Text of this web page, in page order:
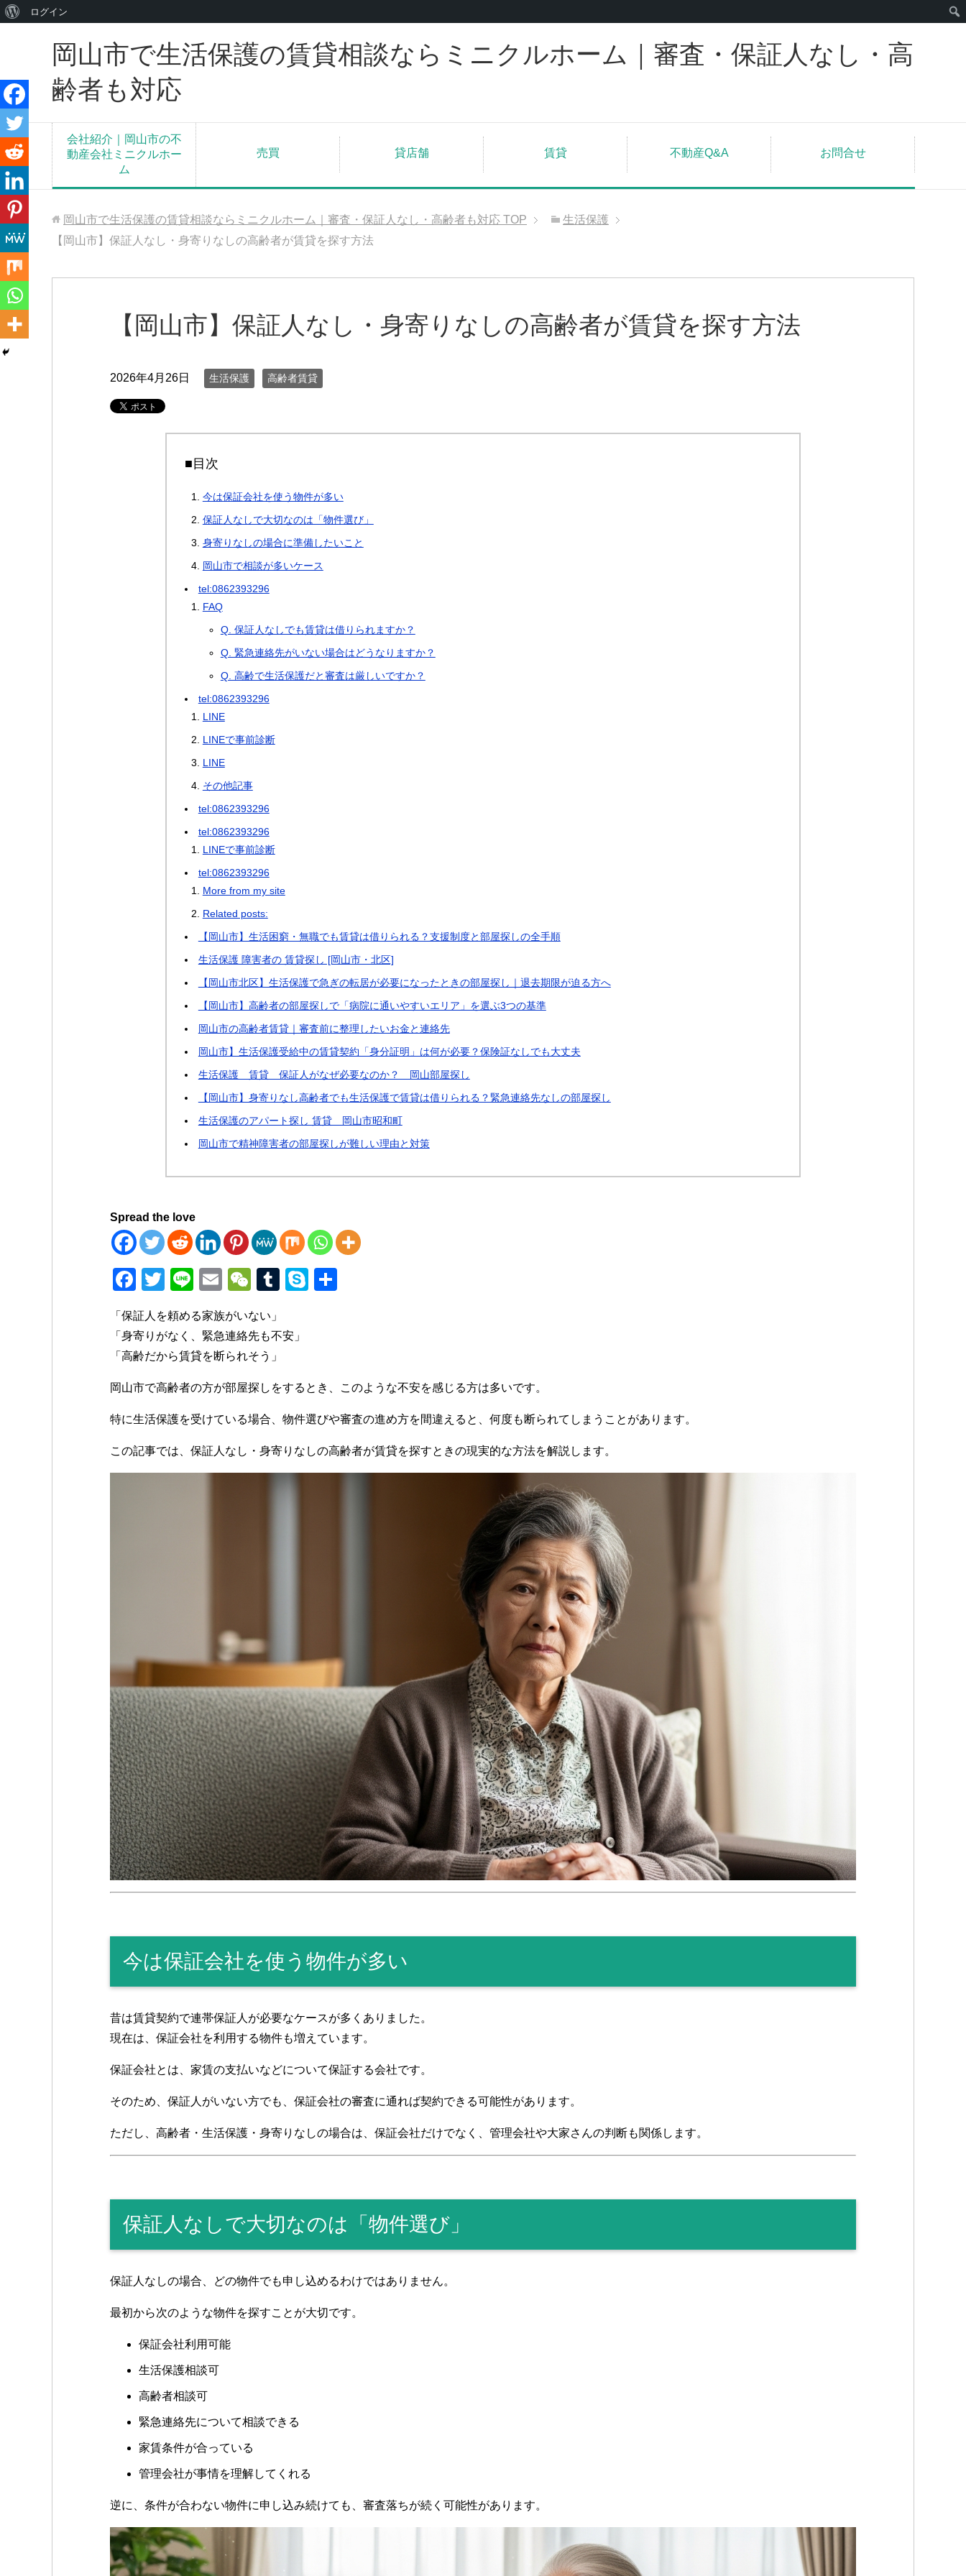
岡山市で生活保護の賃貸相談ならミニクルホーム｜審査・保証人なし・高
齢者も対応
会社紹介｜岡山市の不
動産会社ミニクルホー
ム
売買 貸店舗 賃貸 不動産Q&A お問合せ
岡山市で生活保護の賃貸相談ならミニクルホーム｜審査・保証人なし・高齢者も対応 TOP
生活保護
【岡山市】保証人なし・身寄りなしの高齢者が賃貸を探す方法
【岡山市】保証人なし・身寄りなしの高齢者が賃貸を探す方法
2026年4月26日 生活保護 高齢者賃貸
■目次
今は保証会社を使う物件が多い
保証人なしで大切なのは「物件選び」
身寄りなしの場合に準備したいこと
岡山市で相談が多いケース
tel:0862393296
FAQ
Q. 保証人なしでも賃貸は借りられますか？
Q. 緊急連絡先がいない場合はどうなりますか？
Q. 高齢で生活保護だと審査は厳しいですか？
tel:0862393296
LINE
LINEで事前診断
LINE
その他記事
tel:0862393296
tel:0862393296
LINEで事前診断
tel:0862393296
More from my site
Related posts:
【岡山市】生活困窮・無職でも賃貸は借りられる？支援制度と部屋探しの全手順
生活保護 障害者の 賃貸探し [岡山市・北区]
【岡山市北区】生活保護で急ぎの転居が必要になったときの部屋探し｜退去期限が迫る方へ
【岡山市】高齢者の部屋探しで「病院に通いやすいエリア」を選ぶ3つの基準
岡山市の高齢者賃貸｜審査前に整理したいお金と連絡先
岡山市】生活保護受給中の賃貸契約「身分証明」は何が必要？保険証なしでも大丈夫
生活保護 賃貸 保証人がなぜ必要なのか？ 岡山部屋探し
【岡山市】身寄りなし高齢者でも生活保護で賃貸は借りられる？緊急連絡先なしの部屋探し
生活保護のアパート探し 賃貸 岡山市昭和町
岡山市で精神障害者の部屋探しが難しい理由と対策
Spread the love
F
c
e
o
o
k
T
tt
er
Li
e
E
ail
W
C
h
T
m
bl
S
「保証人を頼める家族がいない」
「身寄りがなく、緊急連絡先も不安」
「高齢だから賃貸を断られそう」
岡山市で高齢者の方が部屋探しをするとき、このような不安を感じる方は多いです。
特に生活保護を受けている場合、物件選びや審査の進め方を間違えると、何度も断られてしまうことがあります。
この記事では、保証人なし・身寄りなしの高齢者が賃貸を探すときの現実的な方法を解説します。
今は保証会社を使う物件が多い
昔は賃貸契約で連帯保証人が必要なケースが多くありました。
現在は、保証会社を利用する物件も増えています。
保証会社とは、家賃の支払いなどについて保証する会社です。
そのため、保証人がいない方でも、保証会社の審査に通れば契約できる可能性があります。
ただし、高齢者・生活保護・身寄りなしの場合は、保証会社だけでなく、管理会社や大家さんの判断も関係します。
保証人なしで大切なのは「物件選び」
保証人なしの場合、どの物件でも申し込めるわけではありません。
最初から次のような物件を探すことが大切です。
保証会社利用可能
生活保護相談可
高齢者相談可
緊急連絡先について相談できる
家賃条件が合っている
管理会社が事情を理解してくれる
逆に、条件が合わない物件に申し込み続けても、審査落ちが続く可能性があります。
WordPress
い
て
ログイン